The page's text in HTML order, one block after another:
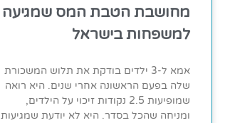
מחושבת הטבת המס שמגיעה
למשפחות בישראל
אמא ל-3 ילדים בודקת את תלוש המשכורת
שלה בפעם הראשונה אחרי שנים. היא רואה
שמופיעות 2.5 נקודות זיכוי על הילדים,
ומניחה שהכל בסדר. היא לא יודעת שמגיעות